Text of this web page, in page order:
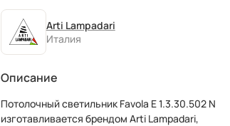
итальянский
Arti Lampadari
Италия
Описание
Потолочный светильник Favola E 1.3.30.502 N
изготавливается брендом Arti Lampadari,